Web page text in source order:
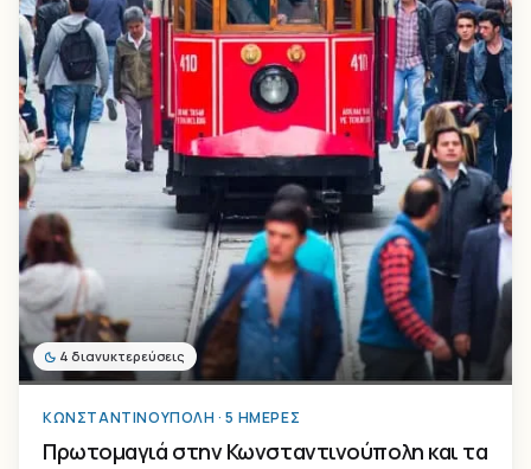
4 διανυκτερεύσεις
ΚΩΝΣΤΑΝΤΙΝΟΎΠΟΛΗ · 5 ΗΜΈΡΕΣ
Πρωτομαγιά στην Κωνσταντινούπολη και τα